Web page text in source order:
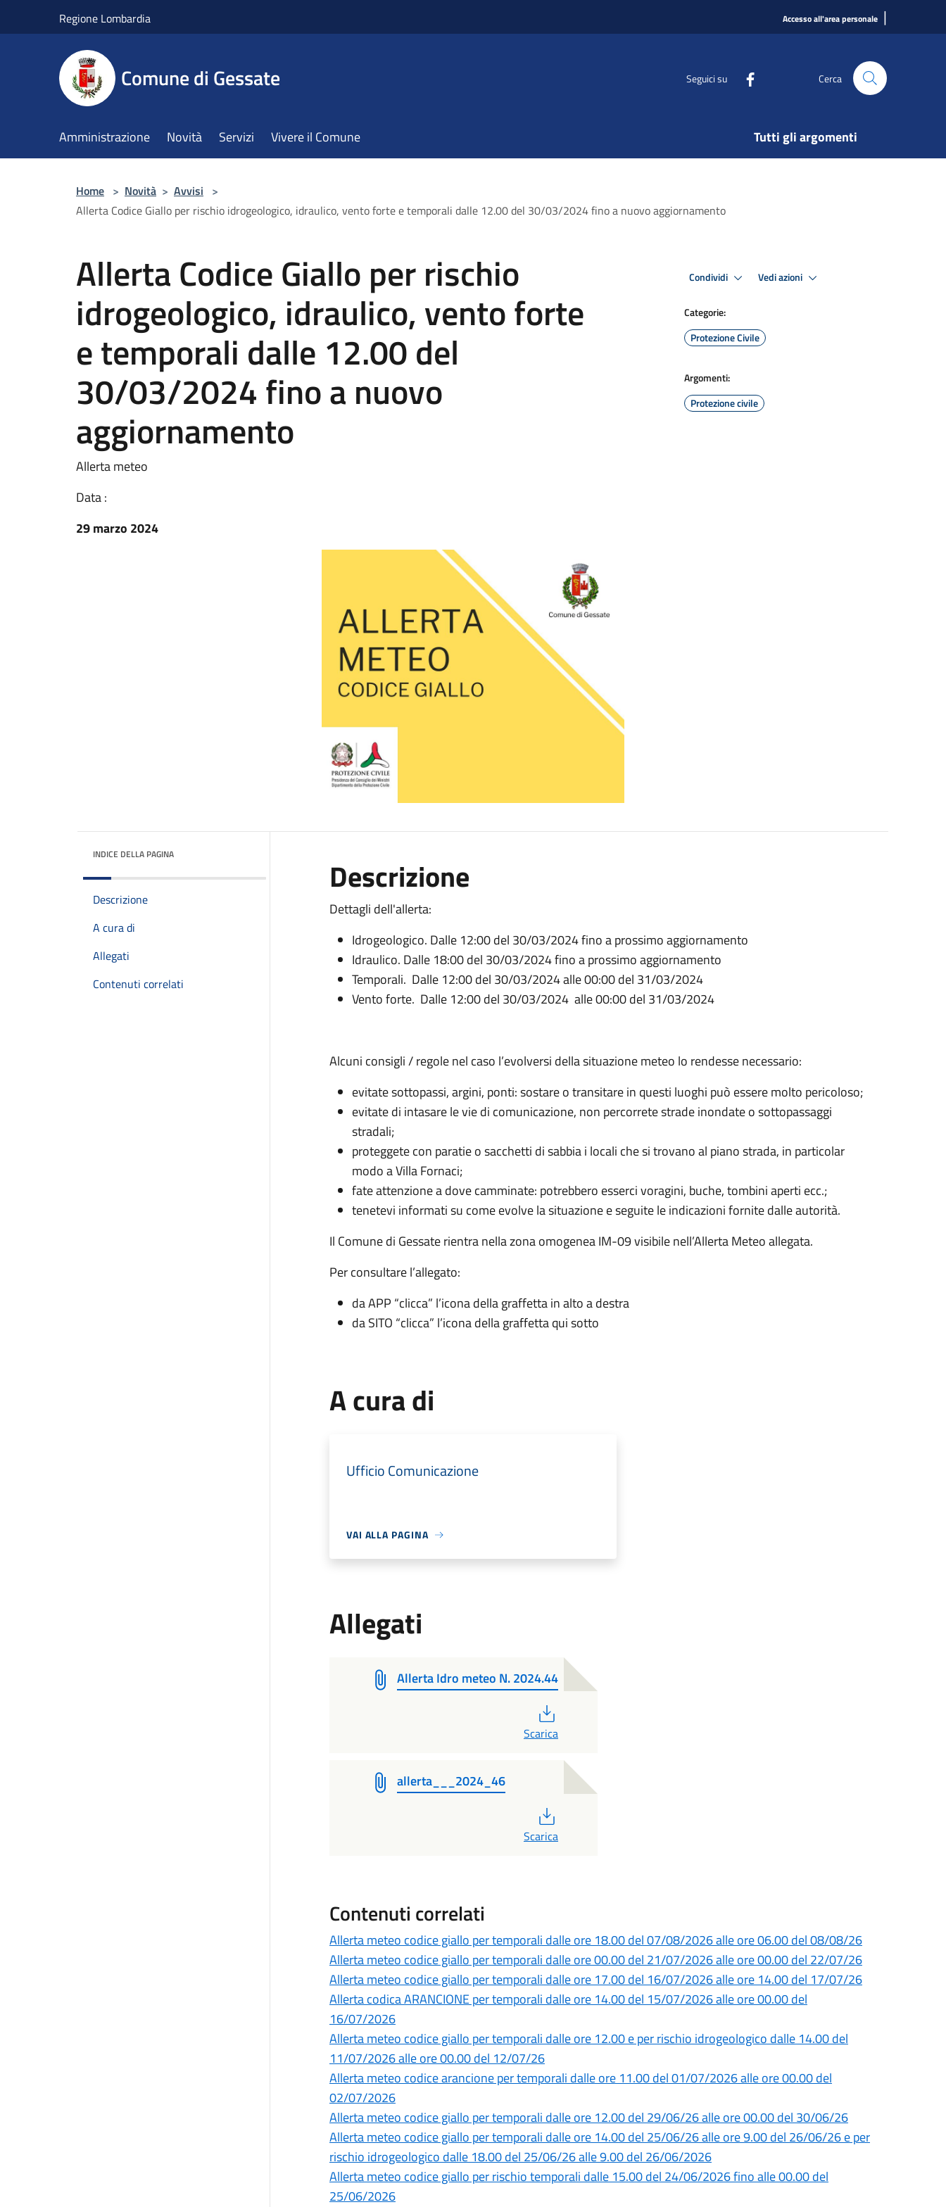
Regione Lombardia Accesso all'area personale |
Comune di Gessate Seguici su Cerca
Amministrazione Novità Servizi Vivere il Comune Tutti gli argomenti
Home > Novità > Avvisi >
Allerta Codice Giallo per rischio idrogeologico, idraulico, vento forte e temporali dalle 12.00 del 30/03/2024 fino a nuovo aggiornamento
Allerta Codice Giallo per rischio
idrogeologico, idraulico, vento forte
e temporali dalle 12.00 del
30/03/2024 fino a nuovo
aggiornamento
Allerta meteo
Data :
29 marzo 2024
Condividi Vedi azioni
Categorie:
Protezione Civile
Argomenti:
Protezione civile
INDICE DELLA PAGINA
Descrizione
A cura di
Allegati
Contenuti correlati
Descrizione
Dettagli dell'allerta:
Idrogeologico. Dalle 12:00 del 30/03/2024 fino a prossimo aggiornamento
Idraulico. Dalle 18:00 del 30/03/2024 fino a prossimo aggiornamento
Temporali. Dalle 12:00 del 30/03/2024 alle 00:00 del 31/03/2024
Vento forte. Dalle 12:00 del 30/03/2024 alle 00:00 del 31/03/2024
Alcuni consigli / regole nel caso l’evolversi della situazione meteo lo rendesse necessario:
evitate sottopassi, argini, ponti: sostare o transitare in questi luoghi può essere molto pericoloso;
evitate di intasare le vie di comunicazione, non percorrete strade inondate o sottopassaggi
stradali;
proteggete con paratie o sacchetti di sabbia i locali che si trovano al piano strada, in particolar
modo a Villa Fornaci;
fate attenzione a dove camminate: potrebbero esserci voragini, buche, tombini aperti ecc.;
tenetevi informati su come evolve la situazione e seguite le indicazioni fornite dalle autorità.
Il Comune di Gessate rientra nella zona omogenea IM-09 visibile nell’Allerta Meteo allegata.
Per consultare l’allegato:
da APP “clicca” l’icona della graffetta in alto a destra
da SITO “clicca” l’icona della graffetta qui sotto
A cura di
Ufficio Comunicazione
VAI ALLA PAGINA
Allegati
Allerta Idro meteo N. 2024.44
Scarica
allerta___2024_46
Scarica
Contenuti correlati
Allerta meteo codice giallo per temporali dalle ore 18.00 del 07/08/2026 alle ore 06.00 del 08/08/26
Allerta meteo codice giallo per temporali dalle ore 00.00 del 21/07/2026 alle ore 00.00 del 22/07/26
Allerta meteo codice giallo per temporali dalle ore 17.00 del 16/07/2026 alle ore 14.00 del 17/07/26
Allerta codica ARANCIONE per temporali dalle ore 14.00 del 15/07/2026 alle ore 00.00 del
16/07/2026
Allerta meteo codice giallo per temporali dalle ore 12.00 e per rischio idrogeologico dalle 14.00 del
11/07/2026 alle ore 00.00 del 12/07/26
Allerta meteo codice arancione per temporali dalle ore 11.00 del 01/07/2026 alle ore 00.00 del
02/07/2026
Allerta meteo codice giallo per temporali dalle ore 12.00 del 29/06/26 alle ore 00.00 del 30/06/26
Allerta meteo codice giallo per temporali dalle ore 14.00 del 25/06/26 alle ore 9.00 del 26/06/26 e per
rischio idrogeologico dalle 18.00 del 25/06/26 alle 9.00 del 26/06/2026
Allerta meteo codice giallo per rischio temporali dalle 15.00 del 24/06/2026 fino alle 00.00 del
25/06/2026